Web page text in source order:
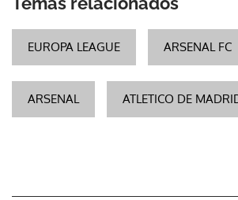
EUROPA LEAGUE ARSENAL FC
ARSENAL ATLETICO DE